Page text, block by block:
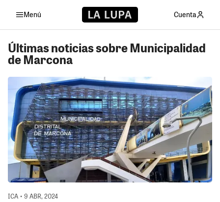
Menú Cuenta
Últimas noticias sobre Municipalidad
de Marcona
ICA • 9 ABR, 2024